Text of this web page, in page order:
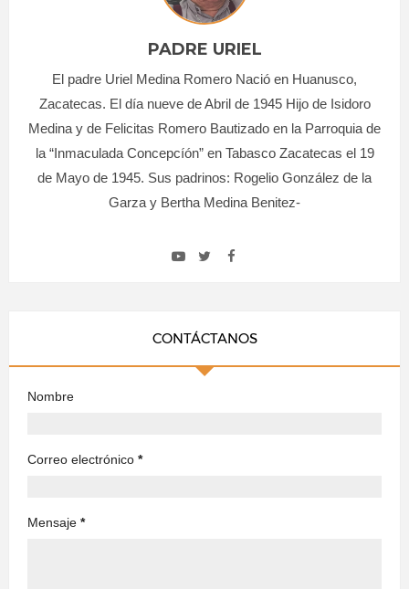
PADRE URIEL
El padre Uriel Medina Romero Nació en Huanusco,
Zacatecas. El día nueve de Abril de 1945 Hijo de Isidoro
Medina y de Felicitas Romero Bautizado en la Parroquia de
la “Inmaculada Concepcíón” en Tabasco Zacatecas el 19
de Mayo de 1945. Sus padrinos: Rogelio González de la
Garza y Bertha Medina Benitez-
CONTÁCTANOS
Nombre
Correo electrónico *
Mensaje *